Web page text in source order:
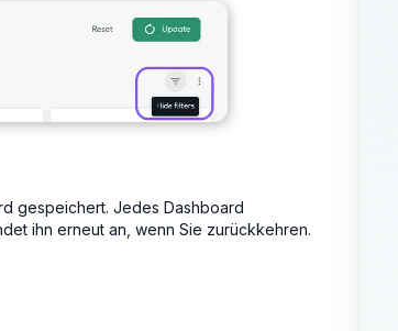
gespeichert. Jedes Dashboard
ihn erneut an, wenn Sie zurückkehren.